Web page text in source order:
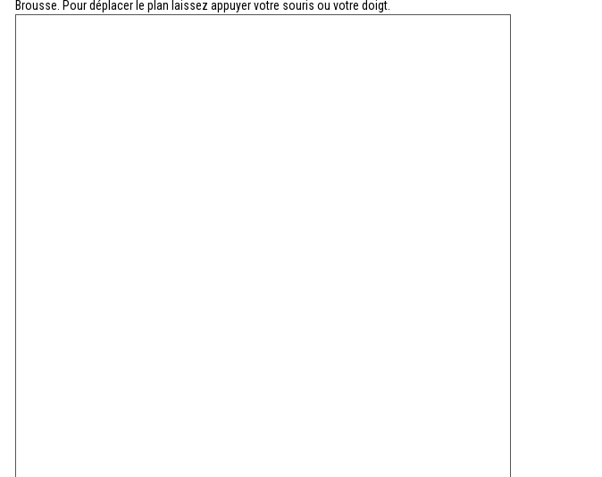
Brousse. Pour déplacer le plan laissez appuyer votre souris ou votre doigt.